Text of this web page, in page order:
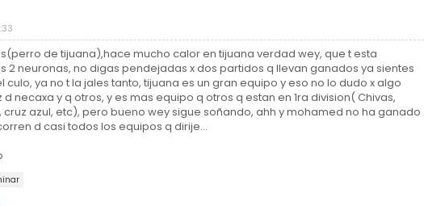
de tijuana),hace mucho calor en tijuana verdad wey, que t esta
2 neuronas, no digas pendejadas x dos partidos q llevan ganados ya sientes
culo, ya no t la jales tanto, tijuana es un gran equipo y eso no lo dudo x algo
d necaxa y q otros, y es mas equipo q otros q estan en 1ra division( Chivas,
azul, etc), pero bueno wey sigue soñando, ahh y mohamed no ha ganado
d casi todos los equipos q dirije...